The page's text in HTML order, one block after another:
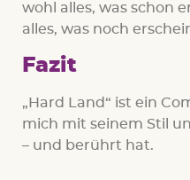
wohl alles, was schon
alles, was noch
Fazit
„Hard Land“ ist ein
mich mit seinem Stil
– und berührt hat.